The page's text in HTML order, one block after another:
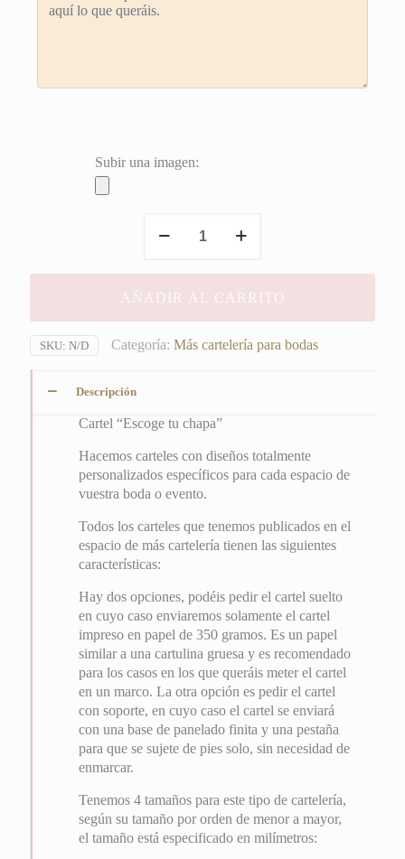
Subir una imagen:
cantidad
AÑADIR AL CARRITO
SKU: N/D Categoría: Más cartelería para bodas
Descripción
Cartel “Escoge tu chapa”
Hacemos carteles con diseños totalmente
personalizados específicos para cada espacio de
vuestra boda o evento.
Todos los carteles que tenemos publicados en el
espacio de más cartelería tienen las siguientes
características:
Hay dos opciones, podéis pedir el cartel suelto
en cuyo caso enviaremos solamente el cartel
impreso en papel de 350 gramos. Es un papel
similar a una cartulina gruesa y es recomendado
para los casos en los que queráis meter el cartel
en un marco. La otra opción es pedir el cartel
con soporte, en cuyo caso el cartel se enviará
con una base de panelado finita y una pestaña
para que se sujete de pies solo, sin necesidad de
enmarcar.
Tenemos 4 tamaños para este tipo de cartelería,
según su tamaño por orden de menor a mayor,
el tamaño está especificado en milímetros: